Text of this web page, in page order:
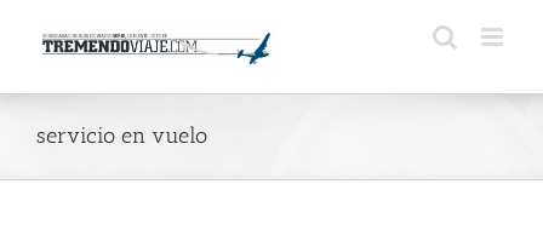
contenido
servicio en vuelo